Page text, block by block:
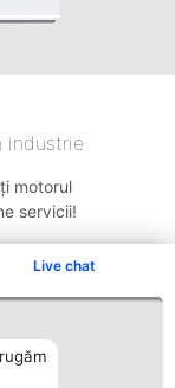
Live chat
industrie
motorul
servicii!